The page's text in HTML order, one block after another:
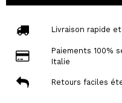
Livraison rapide
Paiements 100%
Italie
Retours faciles